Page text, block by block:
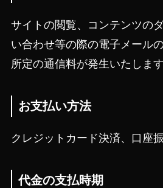
サイトの閲覧、コンテンツの
い合わせ等の際の電子メール
所定の通信料が発生いたします
お支払い方法
クレジットカード決済、口座
代金の支払時期